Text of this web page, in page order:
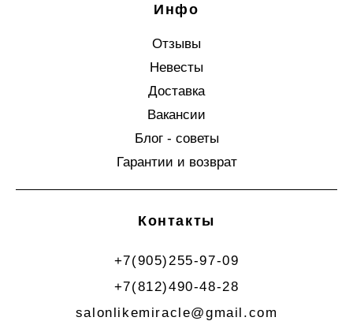
Инфо
Отзывы
Невесты
Доставка
Вакансии
Блог - советы
Гарантии и возврат
Контакты
+7(905)255-97-09
+7(812)490-48-28
salonlikemiracle@gmail.com